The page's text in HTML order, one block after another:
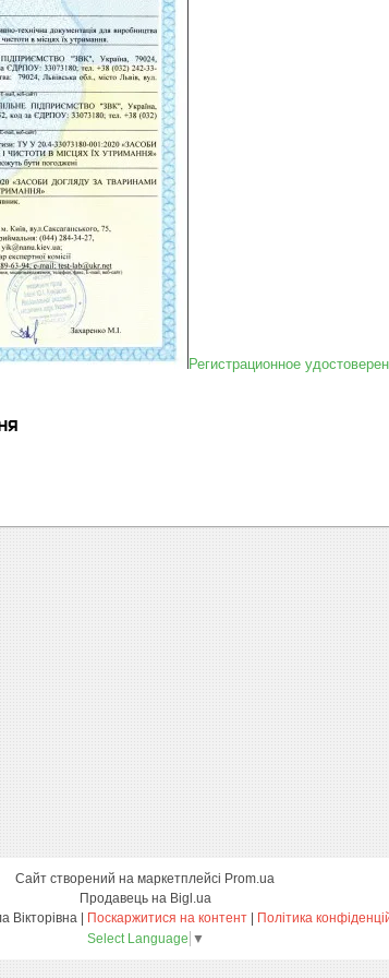
Регистрационное
Сайт створений на маркетплейсі Prom.ua
Продавець на Bigl.ua
Поскаржитися на контент
Політика
Select Language ▼